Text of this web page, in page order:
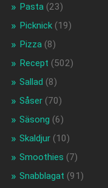
Pasta(23)
Picknick(19)
Pizza(8)
Recept (502)
Sallad (8)
Såser(70)
Säsong (6)
Skaldjur(10)
Smoothies (7)
Snabblagat (91)